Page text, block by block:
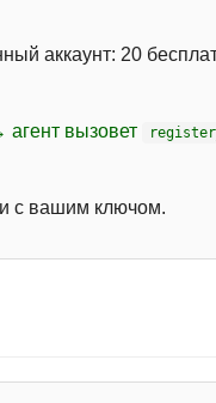
аккаунт: 20
вызовет
с вашим ключом.